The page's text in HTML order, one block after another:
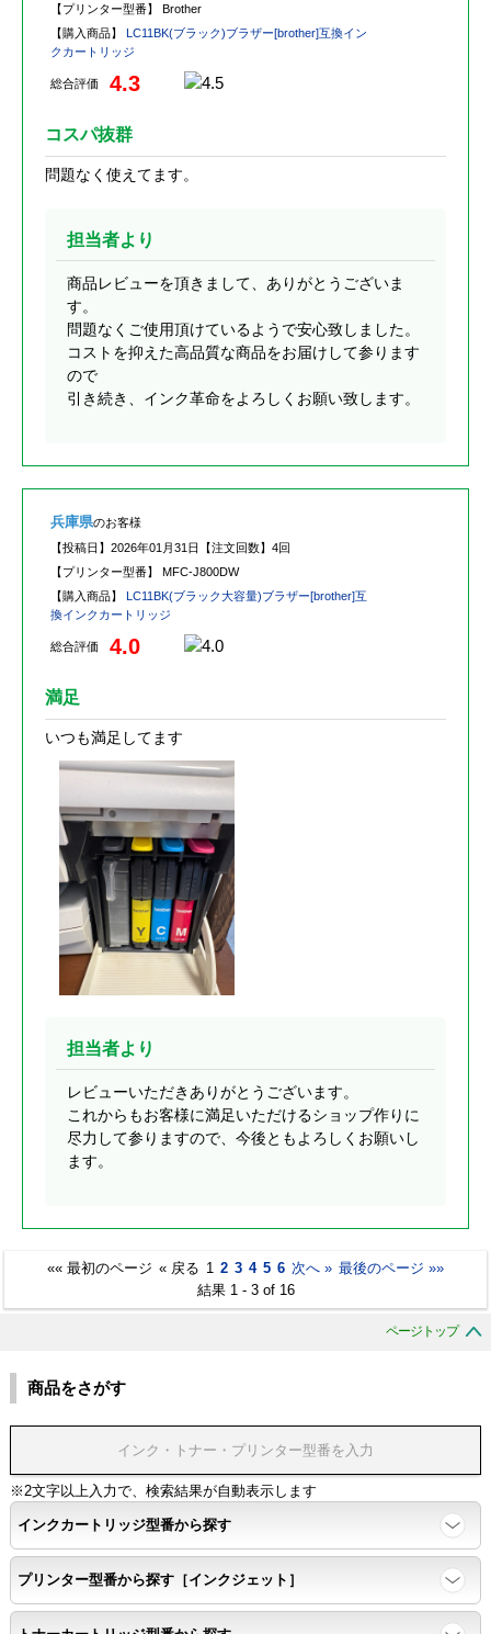
【プリンター型番】 Brother
【購入商品】 LC11BK(ブラック)ブラザー[brother]互換イン
クカートリッジ
総合評価 4.3
コスパ抜群
問題なく使えてます。
担当者より
商品レビューを頂きまして、ありがとうございま
す。
問題なくご使用頂けているようで安心致しました。
コストを抑えた高品質な商品をお届けして参ります
ので
引き続き、インク革命をよろしくお願い致します。
兵庫県のお客様
【投稿日】 2026年01月31日 【注文回数】 4回
【プリンター型番】 MFC-J800DW
【購入商品】 LC11BK(ブラック大容量)ブラザー[brother]互
換インクカートリッジ
総合評価 4.0
満足
いつも満足してます
担当者より
レビューいただきありがとうございます。
これからもお客様に満足いただけるショップ作りに
尽力して参りますので、今後ともよろしくお願いし
ます。
«« 最初のページ « 戻る 1 2 3 4 5 6 次へ » 最後のページ »»
結果 1 - 3 of 16
ページトップ
商品をさがす
※2文字以上入力で、検索結果が自動表示します
インクカートリッジ型番から探す
プリンター型番から探す［インクジェット］